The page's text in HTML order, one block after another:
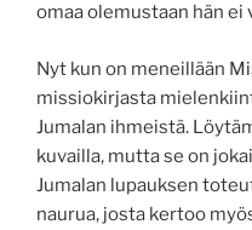
omaa olemustaan hän ei
Nyt kun on meneillään
missiokirjasta
Jumalan ihmeistä.
kuvailla, mutta se on
Jumalan lupauksen
naurua, josta kertoo